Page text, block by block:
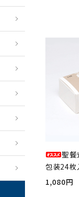
聖餐
包装24
1,080円